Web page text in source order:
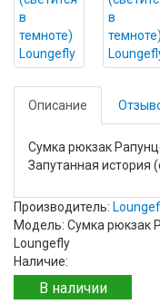
Описание
Сумка рюкзак
Запутанная история
Производитель:
Модель: Сумка рюкзак
Loungefly
Наличие:
В наличии